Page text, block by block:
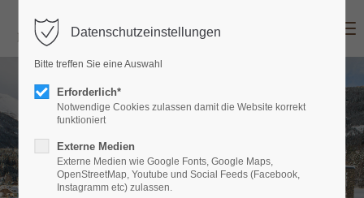
Login
Passwort
Datenschutzeinstellungen
Bitte treffen Sie eine Auswahl
Erforderlich*
Notwendige Cookies zulassen damit die Website korrekt
funktioniert
Externe Medien
Externe Medien wie Google Fonts, Google Maps,
OpenStreetMap, Youtube und Social Feeds (Facebook,
Instagramm etc) zulassen.